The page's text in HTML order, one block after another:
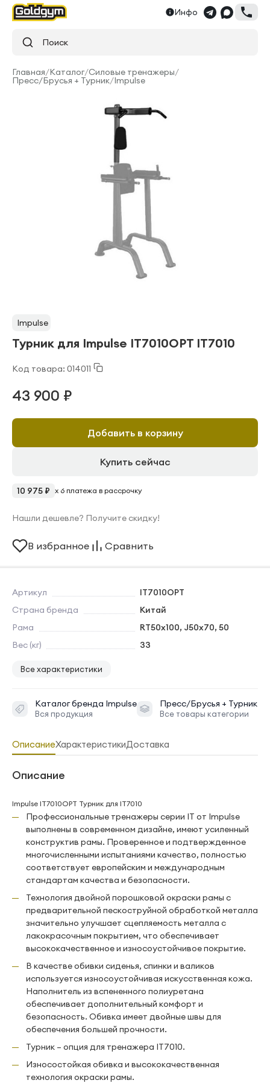
Инфо
Поиск
Главная/Каталог/Силовые тренажеры/
Пресс/Брусья + Турник/Impulse
Impulse
Турник для Impulse IT7010OPT IT7010
Код товара: 014011
Артикул
IT7010OPT
Страна бренда
Китай
Рама
RT50x100, J50x70, 50
Вес (кг)
33
Все характеристики
Каталог бренда Impulse
Вся продукция
Пресс/Брусья + Турник
Все товары категории
43 900 ₽
Добавить в корзину
Купить сейчас
10 975 ₽ x 6 платежа в рассрочку
Нашли дешевле? Получите скидку!
В избранное Сравнить
ОписаниеХарактеристикиДоставка
Описание
Impulse IT7010OPT Турник для IT7010
Профессиональные тренажеры серии IT от Impulse
выполнены в современном дизайне, имеют усиленный
конструктив рамы. Проверенное и подтвержденное
многочисленными испытаниями качество, полностью
соответствует европейским и международным
стандартам качества и безопасности.
Технология двойной порошковой окраски рамы с
предварительной пескоструйной обработкой металла
значительно улучшает сцепляемость металла с
лакокрасочным покрытием, что обеспечивает
высококачественное и износоустойчивое покрытие.
В качестве обивки сиденья, спинки и валиков
используется износоустойчивая искусственная кожа.
Наполнитель из вспененного полиуретана
обеспечивает дополнительный комфорт и
безопасность. Обивка имеет двойные швы для
обеспечения большей прочности.
Турник – опция для тренажера IT7010.
Износостойкая обивка и высококачественная
технология окраски рамы.